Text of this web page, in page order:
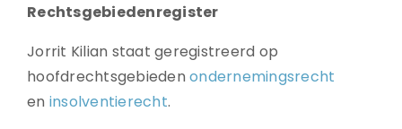
Rechtsgebiedenregister
Jorrit Kilian staat geregistreerd op
hoofdrechtsgebieden ondernemingsrecht
en insolventierecht.